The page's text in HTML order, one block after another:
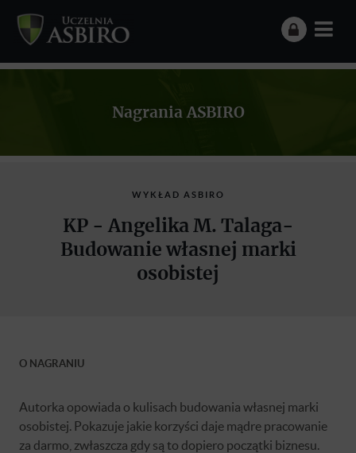
Nagrania ASBIRO
WYKŁAD ASBIRO
KP - Angelika M. Talaga-
Budowanie własnej marki
osobistej
O NAGRANIU
Autorka opowiada o kulisach budowania własnej marki
osobistej. Pokazuje jakie korzyści daje mądre pracowanie
za darmo, zwłaszcza gdy są to dopiero początki biznesu.